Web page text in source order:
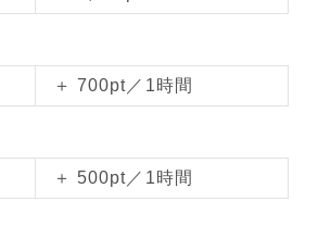
＋ 700pt／1時間
＋ 500pt／1時間